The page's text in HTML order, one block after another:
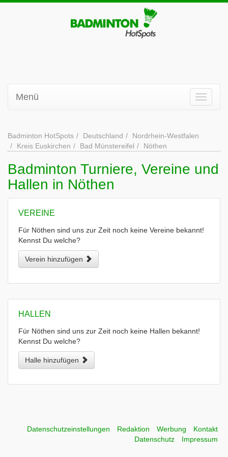
Menü
Badminton HotSpots Deutschland
Nordrhein-Westfalen
Kreis Euskirchen
Bad Münstereifel Nöthen
Badminton Turniere, Vereine und
Hallen in Nöthen
VEREINE
Für Nöthen sind uns zur Zeit noch keine Vereine bekannt!
Kennst Du welche?
Verein hinzufügen
HALLEN
Für Nöthen sind uns zur Zeit noch keine Hallen bekannt!
Kennst Du welche?
Halle hinzufügen
Datenschutzeinstellungen Redaktion Werbung
Kontakt
Datenschutz
Impressum